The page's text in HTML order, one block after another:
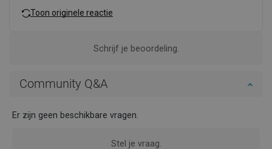
Toon originele reactie
Schrijf je beoordeling.
Community Q&A
Er zijn geen beschikbare vragen.
Stel je vraag.